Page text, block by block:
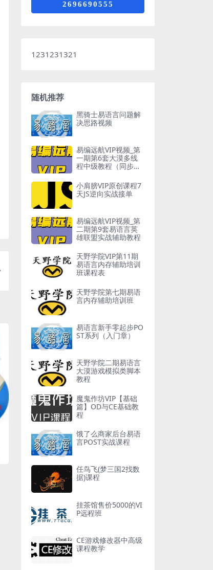
2696690555
1231231321
随机推荐
黑骑士易语言问题解
决思路视频
易编远航VIP视频_第
一期第6套大漠多线
程中级教程（同步
小肩膀VIP原创课程7
天JS逆向实战接单
易编远航VIP视频_第
二期第9套易语言英
雄联盟实战辅助教程
天野学院VIP第11期
易语言内存辅助培训
班课程表
天野学院第七期易语
言内存辅助培训班
易语言新手零起步PO
ST系列（入门章）
天野学院二期易语言
大漠游戏模拟类脚本
教程
魔鬼作坊VIP【基础
篇】OD与CE基础教
程
饿了么商家后台易语
言POST实战课程
任鸟飞(梦三国2找数
据)课程
挂茶馆售价5000的VI
P远程班
CE游戏修改器中高级
课程教学